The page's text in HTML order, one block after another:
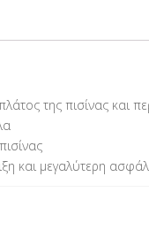
της πισίνας και
και μεγαλύτερη